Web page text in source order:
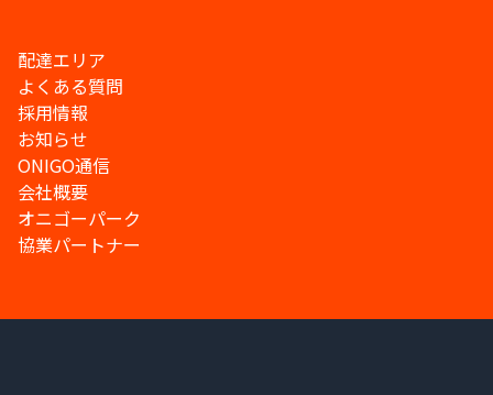
配達エリア
よくある質問
採用情報
お知らせ
ONIGO通信
会社概要
オニゴーパーク
協業パートナー